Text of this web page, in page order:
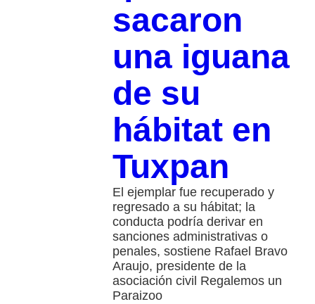
sacaron
una iguana
de su
hábitat en
Tuxpan
El ejemplar fue recuperado y
regresado a su hábitat; la
conducta podría derivar en
sanciones administrativas o
penales, sostiene Rafael Bravo
Araujo, presidente de la
asociación civil Regalemos un
Paraizoo